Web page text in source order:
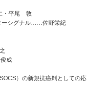
・平尾 敦
ーシグナル……佐野栄紀
成
）の新規抗癌剤としての応